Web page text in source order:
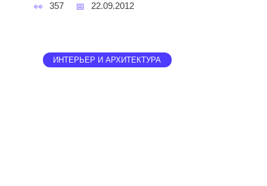
357 22.09.2012
ИНТЕРЬЕР И АРХИТЕКТУРА